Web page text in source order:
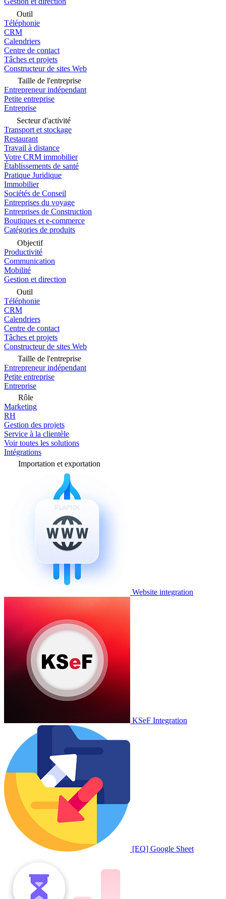
Outil
Téléphonie
CRM
Calendriers
Centre de contact
Tâches et projets
Constructeur de sites Web
Taille de l'entreprise
Entrepreneur indépendant
Petite entreprise
Entreprise
Secteur d'activité
Transport et stockage
Restaurant
Travail à distance
Votre CRM immobilier
Établissements de santé
Pratique Juridique
Immobilier
Sociétés de Conseil
Entreprises du voyage
Entreprises de Construction
Boutiques et e-commerce
Catégories de produits
Objectif
Productivité
Communication
Mobilité
Gestion et direction
Outil
Téléphonie
CRM
Calendriers
Centre de contact
Tâches et projets
Constructeur de sites Web
Taille de l'entreprise
Entrepreneur indépendant
Petite entreprise
Entreprise
Rôle
Marketing
RH
Gestion des projets
Service à la clientèle
Voir toutes les solutions
Intégrations
Importation et exportation
Website integration
KSeF Integration
[EQ] Google Sheet